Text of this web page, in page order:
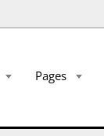
Pages